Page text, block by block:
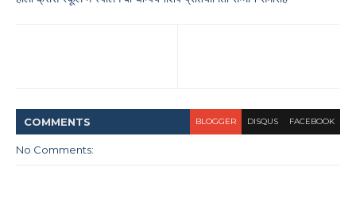
COMMENTS BLOGGER DISQUS FACEBOOK
No Comments: